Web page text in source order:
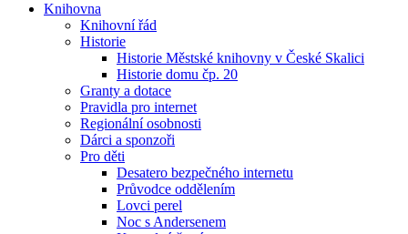
Knihovna
Knihovní řád
Historie
Historie Městské knihovny v České Skalici
Historie domu čp. 20
Granty a dotace
Pravidla pro internet
Regionální osobnosti
Dárci a sponzoři
Pro děti
Desatero bezpečného internetu
Průvodce oddělením
Lovci perel
Noc s Andersenem